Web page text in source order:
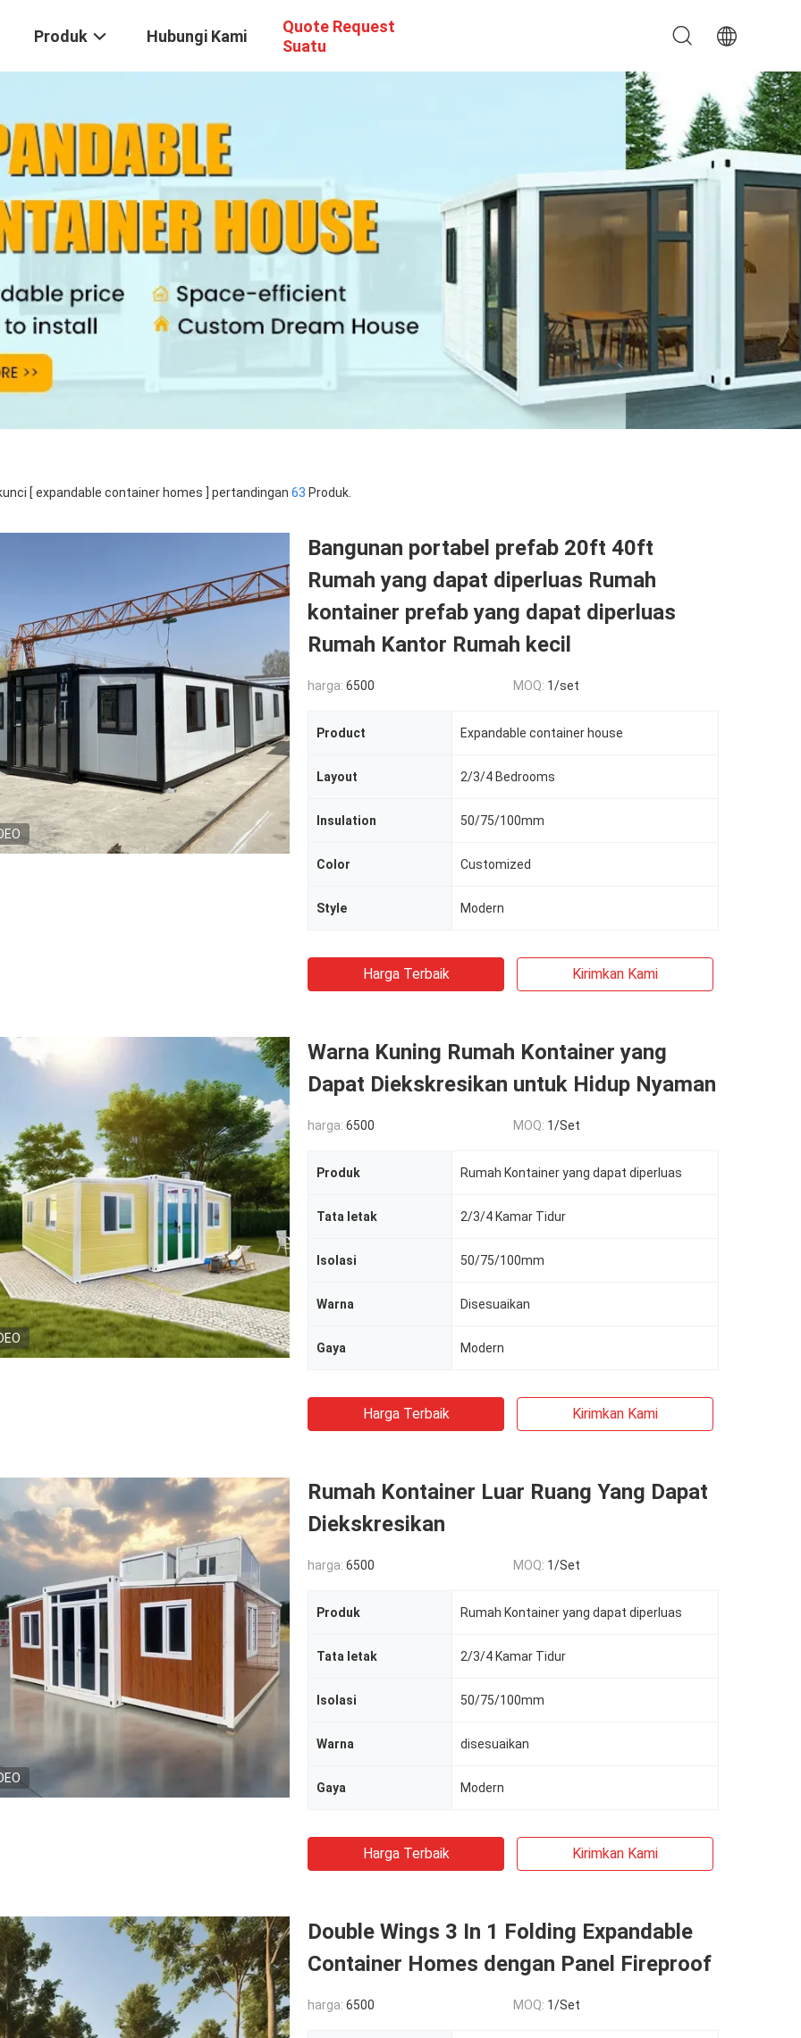
Produk Hubungi Kami
Quote Request
Suatu
[ expandable container homes ] pertandingan 63 Produk.
Bangunan portabel prefab 20ft 40ft
Rumah yang dapat diperluas Rumah
kontainer prefab yang dapat diperluas
Rumah Kantor Rumah kecil
harga: 6500 MOQ: 1/set
Product Expandable container house
Layout 2/3/4 Bedrooms
Insulation 50/75/100mm
Color Customized
Style Modern
Harga Terbaik Kirimkan Kami
Warna Kuning Rumah Kontainer yang
Dapat Diekskresikan untuk Hidup Nyaman
harga: 6500 MOQ: 1/Set
Produk Rumah Kontainer yang dapat diperluas
Tata letak 2/3/4 Kamar Tidur
Isolasi 50/75/100mm
Warna Disesuaikan
Gaya Modern
Harga Terbaik Kirimkan Kami
Rumah Kontainer Luar Ruang Yang Dapat
Diekskresikan
harga: 6500 MOQ: 1/Set
Produk Rumah Kontainer yang dapat diperluas
Tata letak 2/3/4 Kamar Tidur
Isolasi 50/75/100mm
Warna disesuaikan
Gaya Modern
Harga Terbaik Kirimkan Kami
Double Wings 3 In 1 Folding Expandable
Container Homes dengan Panel Fireproof
harga: 6500 MOQ: 1/Set